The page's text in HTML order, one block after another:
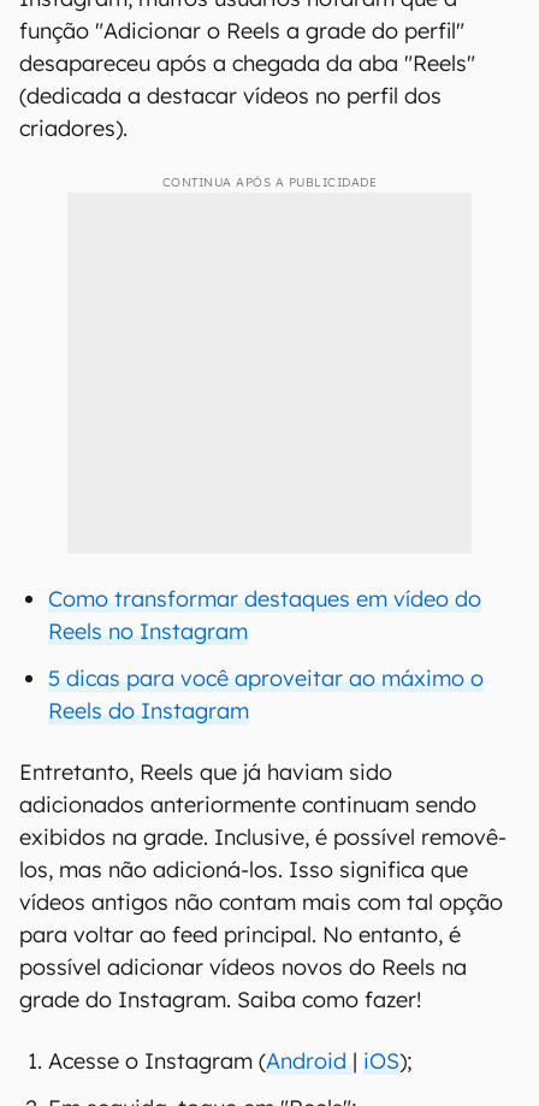
função "Adicionar o Reels a grade do perfil"
desapareceu após a chegada da aba "Reels"
(dedicada a destacar vídeos no perfil dos
criadores).
CONTINUA APÓS A PUBLICIDADE
Como transformar destaques em vídeo do
Reels no Instagram
5 dicas para você aproveitar ao máximo o
Reels do Instagram
Entretanto, Reels que já haviam sido
adicionados anteriormente continuam sendo
exibidos na grade. Inclusive, é possível removê-
los, mas não adicioná-los. Isso significa que
vídeos antigos não contam mais com tal opção
para voltar ao feed principal. No entanto, é
possível adicionar vídeos novos do Reels na
grade do Instagram. Saiba como fazer!
Acesse o Instagram (Android | iOS);